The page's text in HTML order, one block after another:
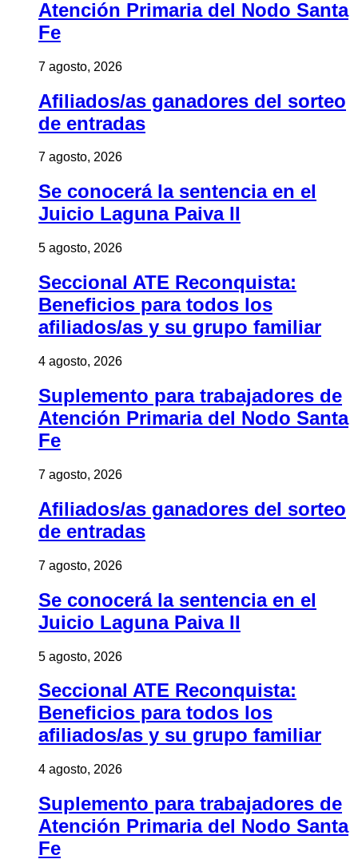
Atención Primaria del Nodo Santa
Fe
7 agosto, 2026
Afiliados/as ganadores del sorteo
de entradas
7 agosto, 2026
Se conocerá la sentencia en el
Juicio Laguna Paiva II
5 agosto, 2026
Seccional ATE Reconquista:
Beneficios para todos los
afiliados/as y su grupo familiar
4 agosto, 2026
Suplemento para trabajadores de
Atención Primaria del Nodo Santa
Fe
7 agosto, 2026
Afiliados/as ganadores del sorteo
de entradas
7 agosto, 2026
Se conocerá la sentencia en el
Juicio Laguna Paiva II
5 agosto, 2026
Seccional ATE Reconquista:
Beneficios para todos los
afiliados/as y su grupo familiar
4 agosto, 2026
Suplemento para trabajadores de
Atención Primaria del Nodo Santa
Fe